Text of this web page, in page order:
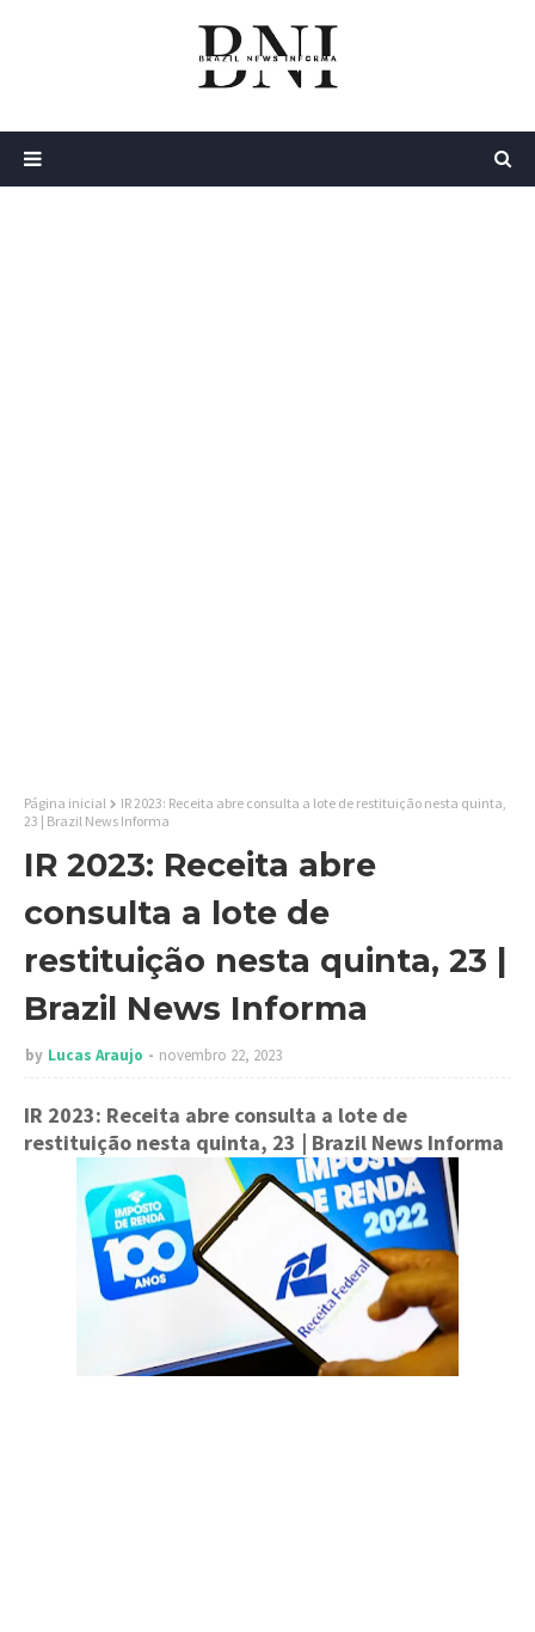
Página inicial
IR 2023: Receita abre consulta a lote de restituição nesta quinta,
23 | Brazil News Informa
IR 2023: Receita abre
consulta a lote de
restituição nesta quinta, 23 |
Brazil News Informa
by Lucas Araujo novembro 22, 2023
IR 2023: Receita abre consulta a lote de
restituição nesta quinta, 23 | Brazil News Informa